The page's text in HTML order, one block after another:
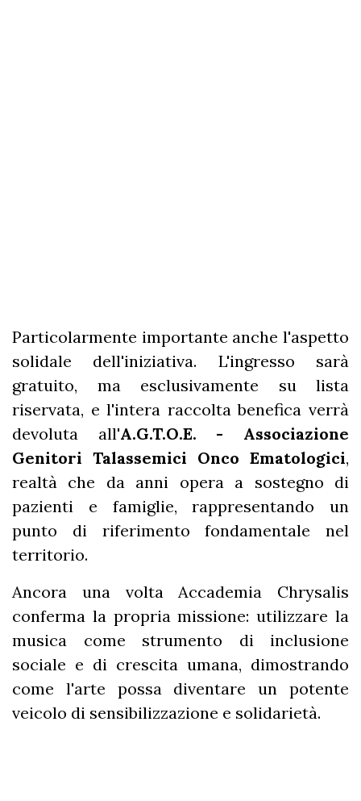
Particolarmente importante anche l'aspetto
solidale dell'iniziativa. L'ingresso sarà
gratuito, ma esclusivamente su lista
riservata, e l'intera raccolta benefica verrà
devoluta all'A.G.T.O.E. - Associazione
Genitori Talassemici Onco Ematologici,
realtà che da anni opera a sostegno di
pazienti e famiglie, rappresentando un
punto di riferimento fondamentale nel
territorio.
Ancora una volta Accademia Chrysalis
conferma la propria missione: utilizzare la
musica come strumento di inclusione
sociale e di crescita umana, dimostrando
come l'arte possa diventare un potente
veicolo di sensibilizzazione e solidarietà.